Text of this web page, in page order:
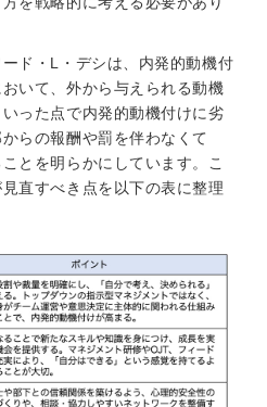
ド・L・デシは、内発的動機付
いて、外から与えられる動機
った点で内発的動機付けに劣
らの報酬や罰を伴わなくて
とを明らかにしています。こ
直すべき点を以下の表に整理